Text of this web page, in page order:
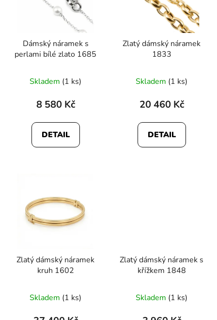
Dámský náramek s
perlami bílé zlato 1685
Skladem (1 ks)
8 580 Kč
DETAIL
Zlatý dámský náramek
1833
Skladem (1 ks)
20 460 Kč
DETAIL
Zlatý dámský náramek
kruh 1602
Skladem (1 ks)
Zlatý dámský náramek s
křížkem 1848
hodnocení
produktu
Skladem (1 ks)